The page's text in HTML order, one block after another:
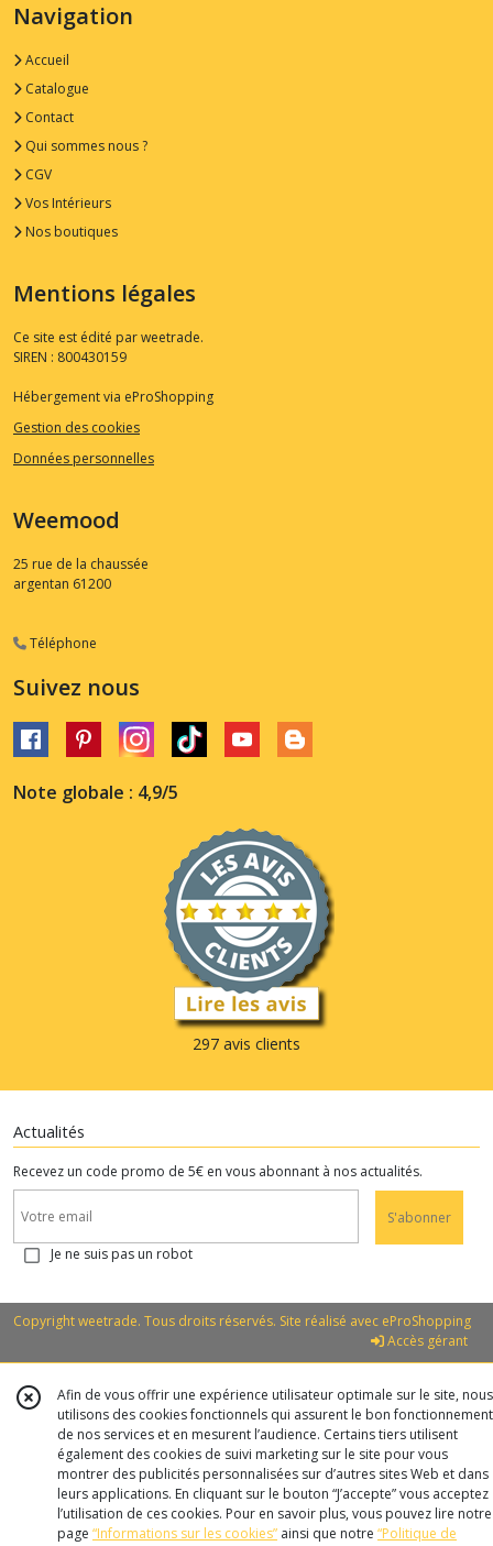
Navigation
Accueil
Catalogue
Contact
Qui sommes nous ?
CGV
Vos Intérieurs
Nos boutiques
Mentions légales
Ce site est édité par weetrade.
SIREN : 800430159
Hébergement via eProShopping
Gestion des cookies
Données personnelles
Weemood
25 rue de la chaussée
argentan 61200
Téléphone
Suivez nous
Note globale : 4,9/5
297 avis clients
Actualités
Recevez un code promo de 5€ en vous abonnant à nos actualités.
S'abonner
Je ne suis pas un robot
Copyright weetrade. Tous droits réservés. Site réalisé avec eProShopping
Accès gérant
Afin de vous offrir une expérience utilisateur optimale sur le site, nous
utilisons des cookies fonctionnels qui assurent le bon fonctionnement
de nos services et en mesurent l’audience. Certains tiers utilisent
également des cookies de suivi marketing sur le site pour vous
montrer des publicités personnalisées sur d’autres sites Web et dans
leurs applications. En cliquant sur le bouton “J’accepte” vous acceptez
l’utilisation de ces cookies. Pour en savoir plus, vous pouvez lire notre
page “Informations sur les cookies” ainsi que notre “Politique de